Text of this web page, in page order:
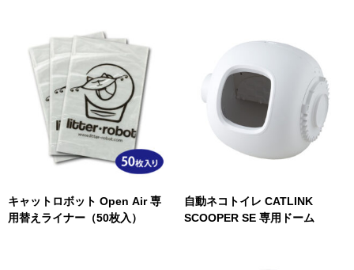
キャットロボット Open Air 専
用替えライナー（50枚入）
自動ネコトイレ CATLINK
SCOOPER SE 専用ドーム